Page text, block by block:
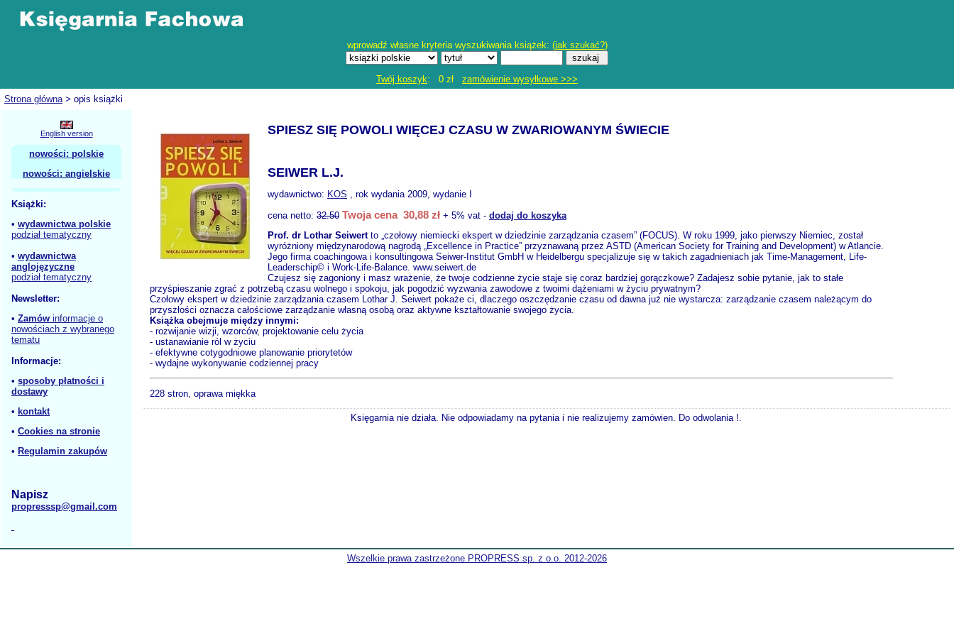
wprowadź własne kryteria wyszukiwania książek: (jak szukać?)
Twój koszyk: 0 zł zamówienie wysyłkowe >>>
Strona główna> opis książki
English version
nowości: polskie
nowości: angielskie
Książki:
• wydawnictwa polskie
podział tematyczny
• wydawnictwa
anglojęzyczne
podział tematyczny
Newsletter:
• Zamów informacje o
nowościach z wybranego
tematu
Informacje:
• sposoby płatności i
dostawy
• kontakt
• Cookies na stronie
• Regulamin zakupów
Napisz
propresssp@gmail.com
SPIESZ SIĘ POWOLI WIĘCEJ CZASU W ZWARIOWANYM ŚWIECIE
SEIWER L.J.
wydawnictwo: KOS , rok wydania 2009, wydanie I
cena netto: 32.50 Twoja cena 30,88 zł + 5% vat - dodaj do koszyka
Prof. dr Lothar Seiwertto „czołowy niemiecki ekspert w dziedzinie zarządzania czasem” (FOCUS). W roku 1999, jako pierwszy Niemiec, został
wyróżniony międzynarodową nagrodą „Excellence in Practice” przyznawaną przez ASTD (American Society for Training and Development) w Atlancie.
Jego firma coachingowa i konsultingowa Seiwer-Institut GmbH w Heidelbergu specjalizuje się w takich zagadnieniach jak Time-Management, Life-
Leaderschip© i Work-Life-Balance. www.seiwert.de
Czujesz się zagoniony i masz wrażenie, że twoje codzienne życie staje się coraz bardziej gorączkowe? Zadajesz sobie pytanie, jak to stałe
przyśpieszanie zgrać z potrzebą czasu wolnego i spokoju, jak pogodzić wyzwania zawodowe z twoimi dążeniami w życiu prywatnym?
Czołowy ekspert w dziedzinie zarządzania czasem Lothar J. Seiwert pokaże ci, dlaczego oszczędzanie czasu od dawna już nie wystarcza: zarządzanie czasem należącym do
przyszłości oznacza całościowe zarządzanie własną osobą oraz aktywne kształtowanie swojego życia.
Książka obejmuje między innymi:
- rozwijanie wizji, wzorców, projektowanie celu życia
- ustanawianie ról w życiu
- efektywne cotygodniowe planowanie priorytetów
- wydajne wykonywanie codziennej pracy
228 stron, oprawa miękka
Księgarnia nie działa. Nie odpowiadamy na pytania i nie realizujemy zamówien. Do odwolania !.
Wszelkie prawa zastrzeżone PROPRESS sp. z o.o. 2012-2026